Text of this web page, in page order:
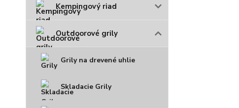
Kempingový riad
Outdoorové grily
Grily na drevené uhlie
Skladacie Grily